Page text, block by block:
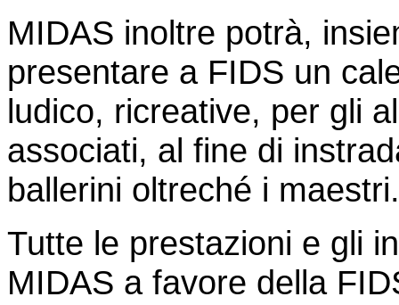
MIDAS inoltre potrà,
presentare a FIDS un
ludico, ricreative, per gli
associati, al fine di
ballerini oltreché i maestri.
Tutte le prestazioni e gli
MIDAS a favore della